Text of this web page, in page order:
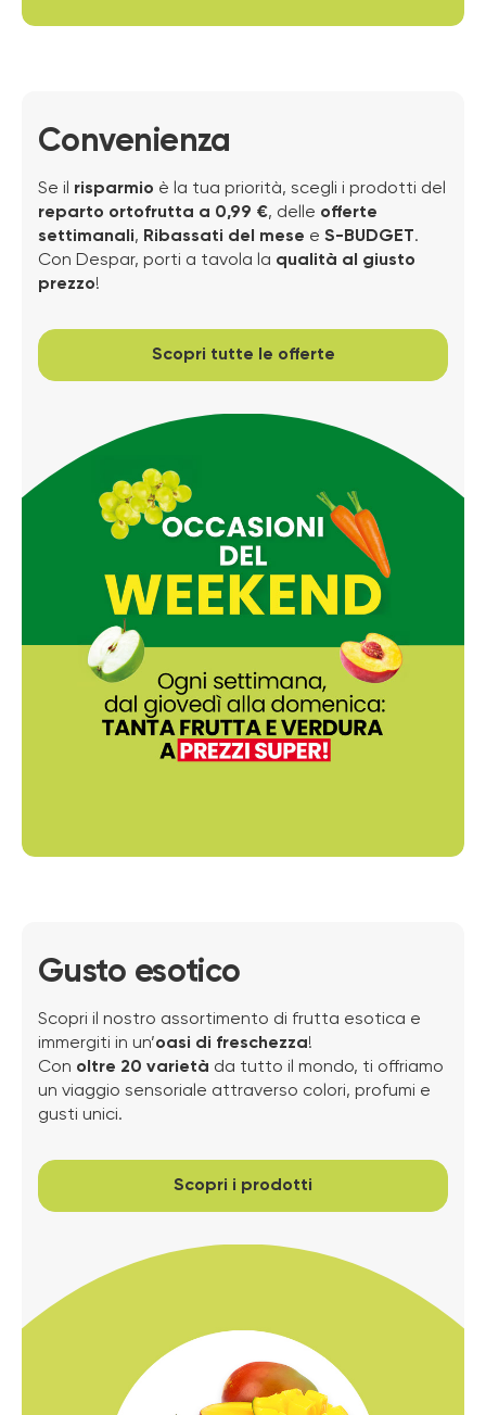
Convenienza
Se il risparmio è la tua priorità, scegli i prodotti del
reparto ortofrutta a 0,99 €, delle offerte
settimanali, Ribassati del mese e S-BUDGET.
Con Despar, porti a tavola la qualità al giusto
prezzo!
Scopri tutte le offerte
Gusto esotico
Scopri il nostro assortimento di frutta esotica e
immergiti in un’oasi di freschezza!
Con oltre 20 varietà da tutto il mondo, ti offriamo
un viaggio sensoriale attraverso colori, profumi e
gusti unici.
Scopri i prodotti